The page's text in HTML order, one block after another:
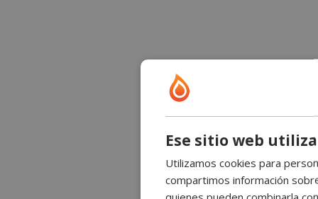
Ese sitio web
Utilizamos cookies para
compartimos información
quienes pueden combinarla